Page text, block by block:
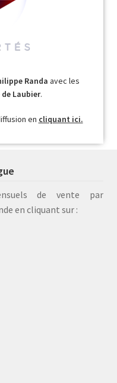
Randa avec les
de Laubier.
en cliquant ici.
de vente par
en cliquant sur :